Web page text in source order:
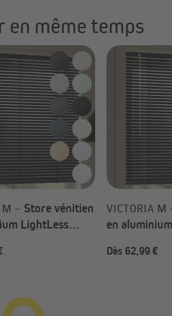
en même temps
M – Store vénitien
LightLess
VICTORIA M
en
Dès 62,99 €